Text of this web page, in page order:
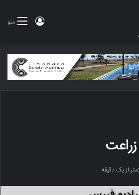
منو ورود
از یک دقیقه